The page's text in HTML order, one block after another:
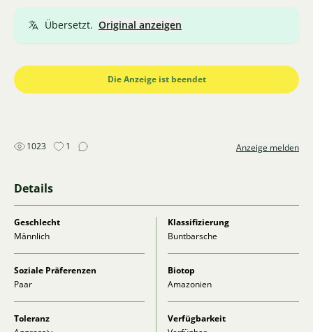
Übersetzt. Original anzeigen
Die Anzeige ist beendet
1023 1 Anzeige melden
Details
Geschlecht
Männlich
Klassifizierung
Buntbarsche
Soziale Präferenzen
Paar
Biotop
Amazonien
Toleranz
Verfügbarkeit